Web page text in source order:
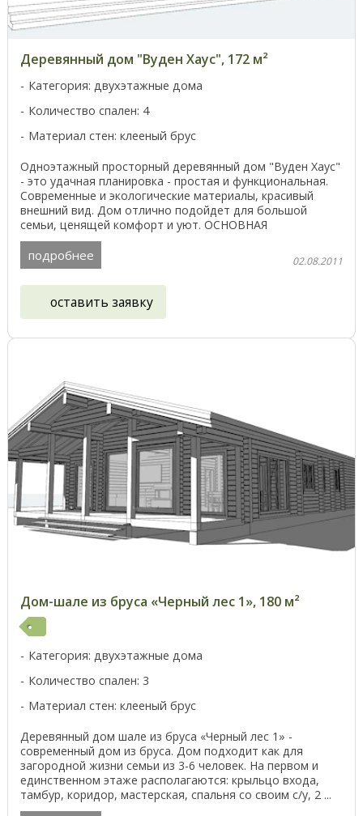
Деревянный дом "Вуден Хаус", 172 м²
Категория: двухэтажные дома
Количество спален: 4
Материал стен: клееный брус
Одноэтажный просторный деревянный дом "Вуден Хаус"
- это удачная планировка - простая и функциональная.
Современные и экологические материалы, красивый
внешний вид. Дом отлично подойдет для большой
семьи, ценящей комфорт и уют. ОСНОВНАЯ
ИНФОРМАЦИЯ о ...
подробнее 02.08.2011
оставить заявку
Дом-шале из бруса «Черный лес 1», 180 м²
Категория: двухэтажные дома
Количество спален: 3
Материал стен: клееный брус
Деревянный дом шале из бруса «Черный лес 1» -
современный дом из бруса. Дом подходит как для
загородной жизни семьи из 3-6 человек. На первом и
единственном этаже располагаются: крыльцо входа,
тамбур, коридор, мастерская, спальня со своим с/у, 2 ...